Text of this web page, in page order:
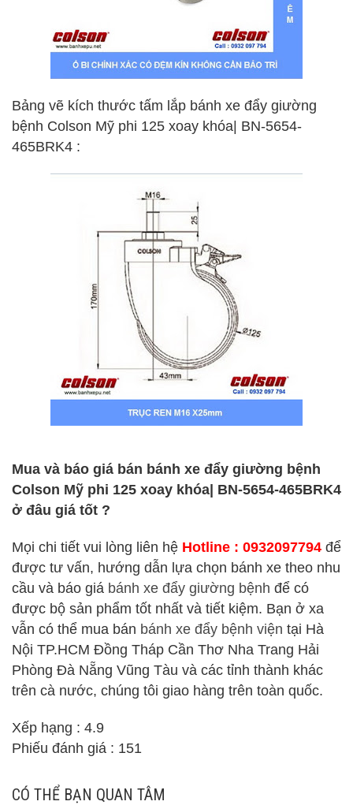
Bảng vẽ kích thước tấm lắp bánh xe đẩy giường
bệnh Colson Mỹ phi 125 xoay khóa| BN-5654-
465BRK4 :
Mua và báo giá bán bánh xe đẩy giường bệnh
Colson Mỹ phi 125 xoay khóa| BN-5654-465BRK4
ở đâu giá tốt ?
Mọi chi tiết vui lòng liên hệ Hotline : 0932097794 để
được tư vấn, hướng dẫn lựa chọn bánh xe theo nhu
cầu và báo giá bánh xe đẩy giường bệnh để có
được bộ sản phẩm tốt nhất và tiết kiệm. Bạn ở xa
vẫn có thể mua bán bánh xe đẩy bệnh viện tại Hà
Nội TP.HCM Đồng Tháp Cần Thơ Nha Trang Hải
Phòng Đà Nẵng Vũng Tàu và các tỉnh thành khác
trên cà nước, chúng tôi giao hàng trên toàn quốc.
Xếp hạng : 4.9
Phiếu đánh giá : 151
CÓ THỂ BẠN QUAN TÂM